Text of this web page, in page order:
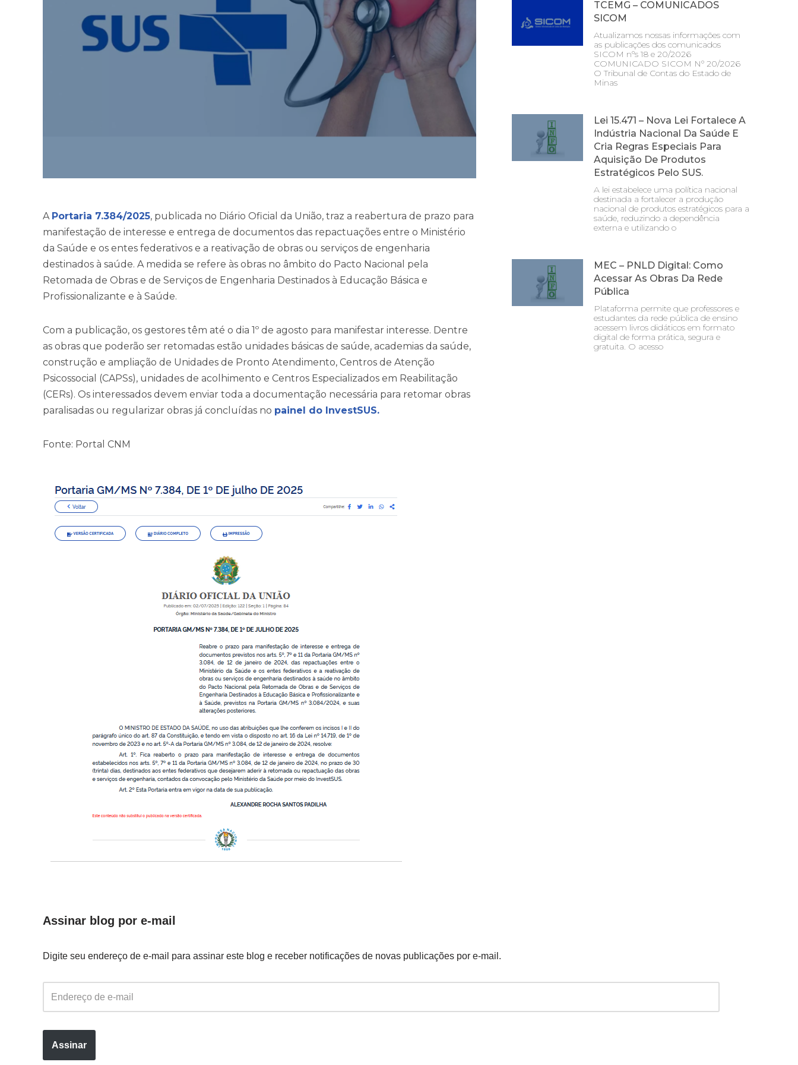
A Portaria 7.384/2025, publicada no Diário Oficial da União, traz a reabertura de prazo para
manifestação de interesse e entrega de documentos das repactuações entre o Ministério
da Saúde e os entes federativos e a reativação de obras ou serviços de engenharia
destinados à saúde. A medida se refere às obras no âmbito do Pacto Nacional pela
Retomada de Obras e de Serviços de Engenharia Destinados à Educação Básica e
Profissionalizante e à Saúde.
Com a publicação, os gestores têm até o dia 1º de agosto para manifestar interesse. Dentre
as obras que poderão ser retomadas estão unidades básicas de saúde, academias da saúde,
construção e ampliação de Unidades de Pronto Atendimento, Centros de Atenção
Psicossocial (CAPSs), unidades de acolhimento e Centros Especializados em Reabilitação
(CERs). Os interessados devem enviar toda a documentação necessária para retomar obras
paralisadas ou regularizar obras já concluídas no painel do InvestSUS.
Fonte: Portal CNM
TCEMG – COMUNICADOS
SICOM
Atualizamos nossas informações com
as publicações dos comunicados
SICOM nºs 18 e 20/2026
COMUNICADO SICOM Nº 20/2026
O Tribunal de Contas do Estado de
Minas
Lei 15.471 – Nova Lei Fortalece A
Indústria Nacional Da Saúde E
Cria Regras Especiais Para
Aquisição De Produtos
Estratégicos Pelo SUS.
A lei estabelece uma política nacional
destinada a fortalecer a produção
nacional de produtos estratégicos para a
saúde, reduzindo a dependência
externa e utilizando o
MEC – PNLD Digital: Como
Acessar As Obras Da Rede
Pública
Plataforma permite que professores e
estudantes da rede pública de ensino
acessem livros didáticos em formato
digital de forma prática, segura e
gratuita. O acesso
Assinar blog por e-mail
Digite seu endereço de e-mail para assinar este blog e receber notificações de novas publicações por e-mail.
Assinar